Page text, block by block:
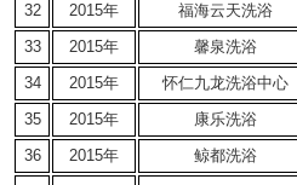
32
2015年 福海云天洗浴
33
2015年 馨泉洗浴
34
2015年 怀仁九龙洗浴中心
35
2015年 康乐洗浴
36
2015年 鲸都洗浴